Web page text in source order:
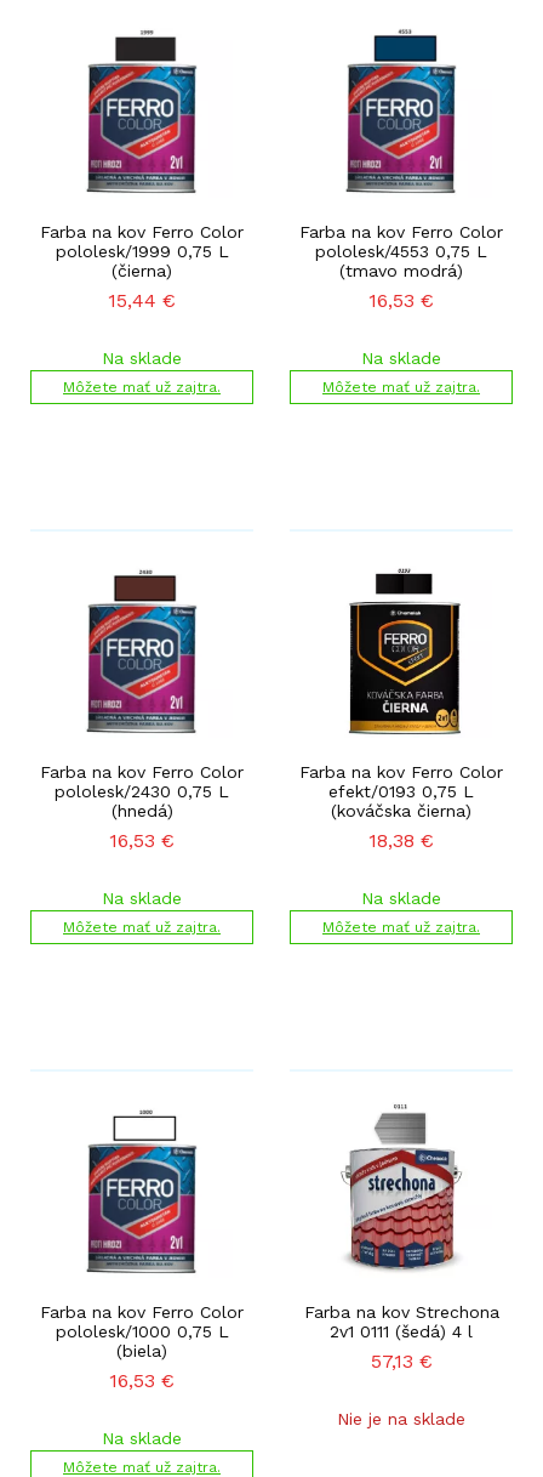
Farba na kov Ferro Color
pololesk/1999 0,75 L
(čierna)
15,44 €
Na sklade
Môžete mať už zajtra.
Farba na kov Ferro Color
pololesk/4553 0,75 L
(tmavo modrá)
16,53 €
Na sklade
Môžete mať už zajtra.
Farba na kov Ferro Color
pololesk/2430 0,75 L
(hnedá)
16,53 €
Na sklade
Môžete mať už zajtra.
Farba na kov Ferro Color
efekt/0193 0,75 L
(kováčska čierna)
18,38 €
Na sklade
Môžete mať už zajtra.
Farba na kov Ferro Color
pololesk/1000 0,75 L
(biela)
16,53 €
Na sklade
Môžete mať už zajtra.
Farba na kov Strechona
2v1 0111 (šedá) 4 l
57,13 €
Nie je na sklade